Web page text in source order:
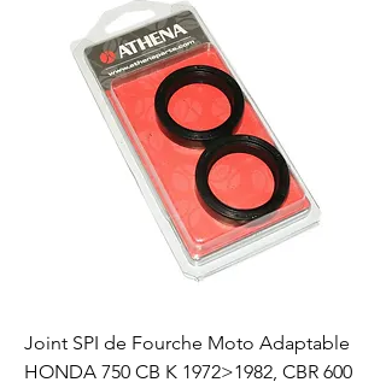
Joint SPI de Fourche Moto Adaptable
HONDA 750 CB K 1972>1982, CBR 600